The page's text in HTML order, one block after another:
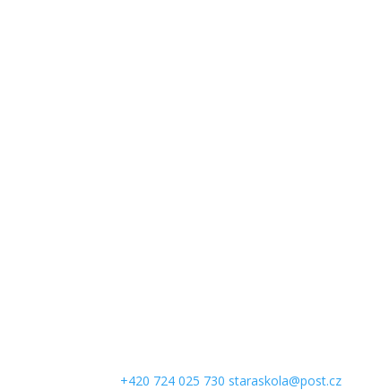
+420 724 025 730 staraskola@post.cz